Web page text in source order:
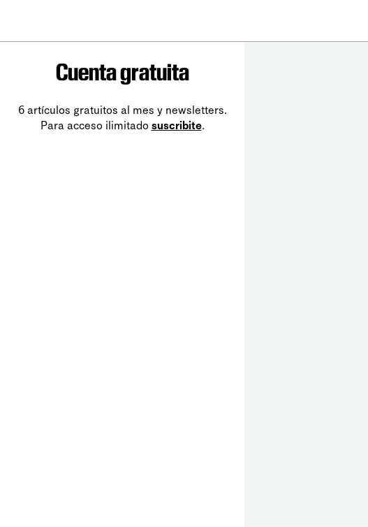
Cuenta gratuita
6 artículos gratuitos al mes y newsletters.
Para acceso ilimitado suscribite.